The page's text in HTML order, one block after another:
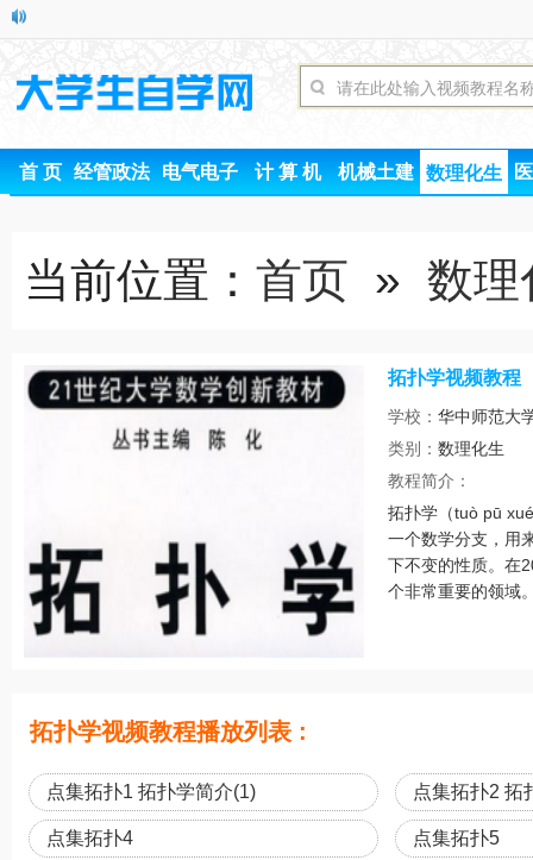
首 页 经管政法 电气电子 计 算 机 机械土建 数理化生
当前位置： 首页 » 数理
拓扑学视频教程
学校： 华中师范大
类别： 数理化生
教程简介：
拓扑学（tuò pū
一个数学分支，用
下不变的性质。在
个非常重要的领域
拓扑学视频教程播放列表 :
点集拓扑1 拓扑学简介(1) 点集拓扑2 拓
点集拓扑4 点集拓扑5